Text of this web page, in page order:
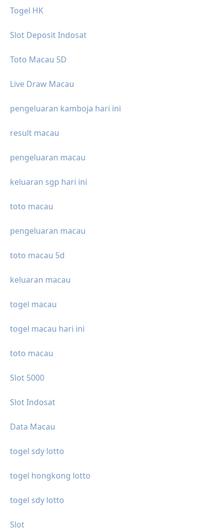
Togel HK
Slot Deposit Indosat
Toto Macau 5D
Live Draw Macau
pengeluaran kamboja hari ini
result macau
pengeluaran macau
keluaran sgp hari ini
toto macau
pengeluaran macau
toto macau 5d
keluaran macau
togel macau
togel macau hari ini
toto macau
Slot 5000
Slot Indosat
Data Macau
togel sdy lotto
togel hongkong lotto
togel sdy lotto
Slot